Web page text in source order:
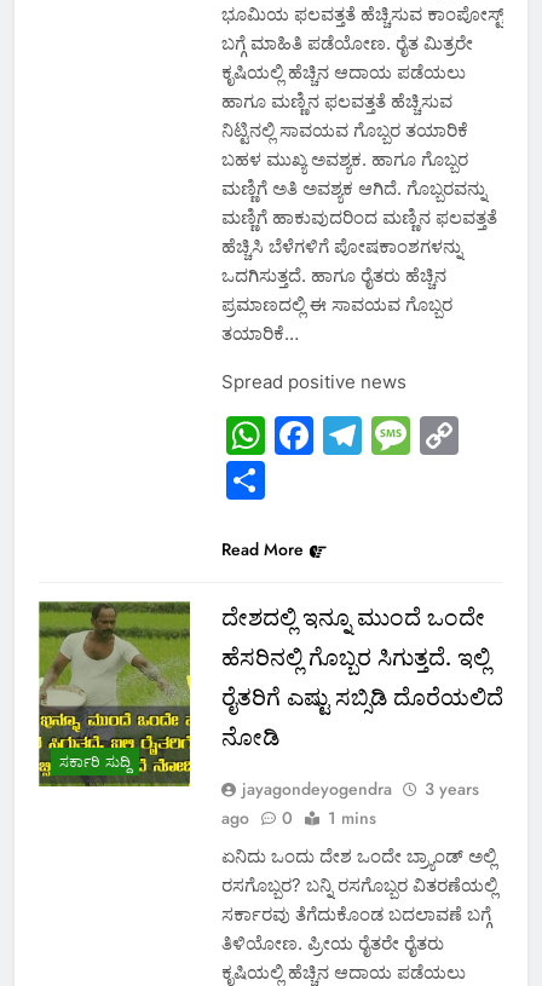
ಭೂಮಿಯ ಫಲವತ್ತತೆ ಹೆಚ್ಚಿಸುವ ಕಾಂಪೋಸ್ಟ್
ಬಗ್ಗೆ ಮಾಹಿತಿ ಪಡೆಯೋಣ. ರೈತ ಮಿತ್ರರೇ
ಕೃಷಿಯಲ್ಲಿ ಹೆಚ್ಚಿನ ಆದಾಯ ಪಡೆಯಲು
ಹಾಗೂ ಮಣ್ಣಿನ ಫಲವತ್ತತೆ ಹೆಚ್ಚಿಸುವ
ನಿಟ್ಟಿನಲ್ಲಿ ಸಾವಯವ ಗೊಬ್ಬರ ತಯಾರಿಕೆ
ಬಹಳ ಮುಖ್ಯ ಅವಶ್ಯಕ. ಹಾಗೂ ಗೊಬ್ಬರ
ಮಣ್ಣಿಗೆ ಅತಿ ಅವಶ್ಯಕ ಆಗಿದೆ. ಗೊಬ್ಬರವನ್ನು
ಮಣ್ಣಿಗೆ ಹಾಕುವುದರಿಂದ ಮಣ್ಣಿನ ಫಲವತ್ತತೆ
ಹೆಚ್ಚಿಸಿ ಬೆಳೆಗಳಿಗೆ ಪೋಷಕಾಂಶಗಳನ್ನು
ಒದಗಿಸುತ್ತದೆ. ಹಾಗೂ ರೈತರು ಹೆಚ್ಚಿನ
ಪ್ರಮಾಣದಲ್ಲಿ ಈ ಸಾವಯವ ಗೊಬ್ಬರ
ತಯಾರಿಕೆ…
Spread positive news
WhatsApp
Facebook
Telegram
Share
Read More
ಸರ್ಕಾರಿ ಸುದ್ದಿ
ದೇಶದಲ್ಲಿ ಇನ್ನೂ ಮುಂದೆ ಒಂದೇ
ಹೆಸರಿನಲ್ಲಿ ಗೊಬ್ಬರ ಸಿಗುತ್ತದೆ. ಇಲ್ಲಿ
ರೈತರಿಗೆ ಎಷ್ಟು ಸಬ್ಸಿಡಿ ದೊರೆಯಲಿದೆ
ನೋಡಿ
jayagondeyogendra
3 years
ago
0 1 mins
ಏನಿದು ಒಂದು ದೇಶ ಒಂದೇ ಬ್ರ್ಯಾಂಡ್ ಅಲ್ಲಿ
ರಸಗೊಬ್ಬರ? ಬನ್ನಿ ರಸಗೊಬ್ಬರ ವಿತರಣೆಯಲ್ಲಿ
ಸರ್ಕಾರವು ತೆಗೆದುಕೊಂಡ ಬದಲಾವಣೆ ಬಗ್ಗೆ
ತಿಳಿಯೋಣ. ಪ್ರೀಯ‌ ರೈತರೇ ರೈತರು
ಕೃಷಿಯಲ್ಲಿ ಹೆಚ್ಚಿನ ಆದಾಯ ಪಡೆಯಲು